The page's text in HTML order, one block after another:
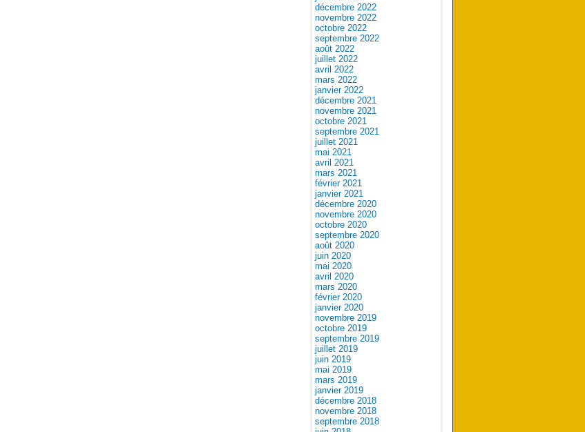
décembre 2022
novembre 2022
octobre 2022
septembre 2022
août 2022
juillet 2022
avril 2022
mars 2022
janvier 2022
décembre 2021
novembre 2021
octobre 2021
septembre 2021
juillet 2021
mai 2021
avril 2021
mars 2021
février 2021
janvier 2021
décembre 2020
novembre 2020
octobre 2020
septembre 2020
août 2020
juin 2020
mai 2020
avril 2020
mars 2020
février 2020
janvier 2020
novembre 2019
octobre 2019
septembre 2019
juillet 2019
juin 2019
mai 2019
mars 2019
janvier 2019
décembre 2018
novembre 2018
septembre 2018